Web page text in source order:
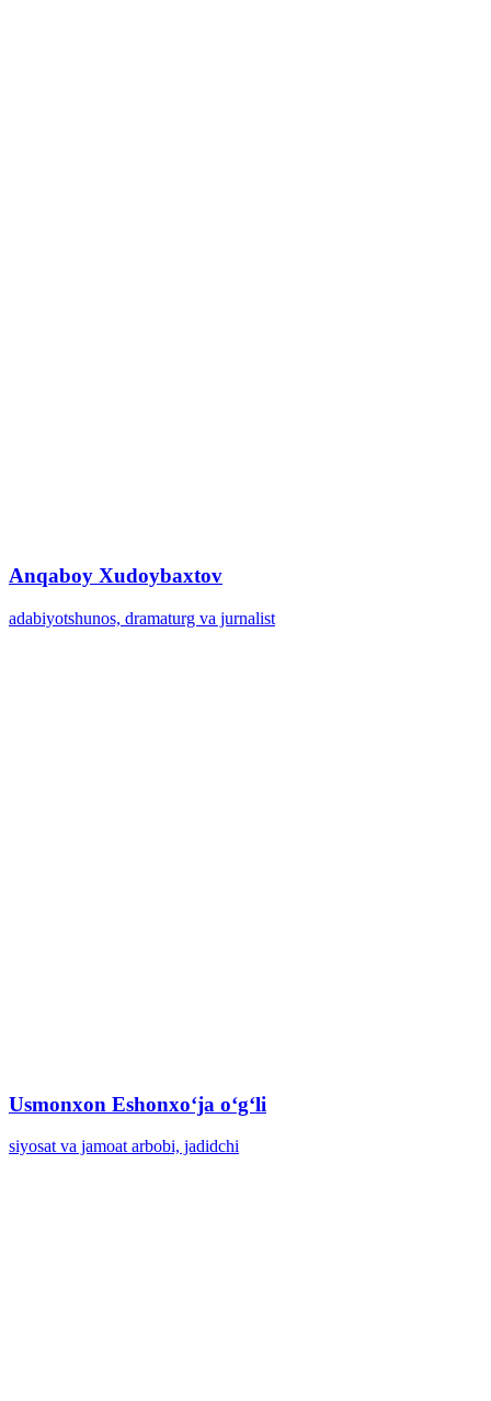
Anqaboy Xudoybaxtov
adabiyotshunos, dramaturg va jurnalist
Usmonxon Eshonxoʻja oʻgʻli
siyosat va jamoat arbobi, jadidchi